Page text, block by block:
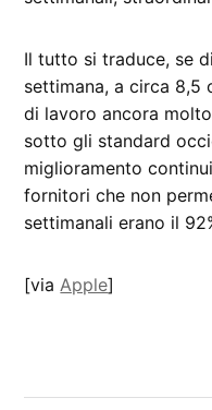
Il tutto si traduce, se
settimana, a circa 8,5
di lavoro ancora
sotto gli standard
miglioramento
fornitori che non
settimanali erano il
[via Apple]